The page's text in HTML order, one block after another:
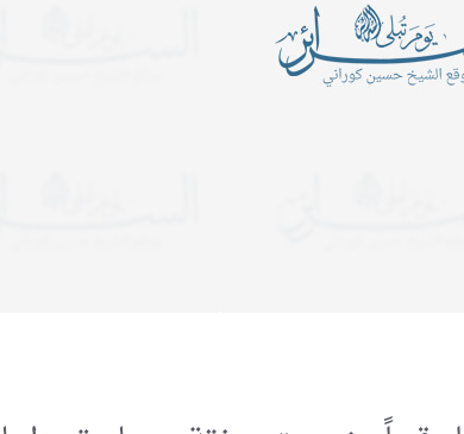
الرَّجبيـــــــــــــــــــــــــــــــــــــــــــــــــــــــــــــــــــــون؟
في شهر رجب قراءة سورة
التوحيد عشرة آلا مرة..